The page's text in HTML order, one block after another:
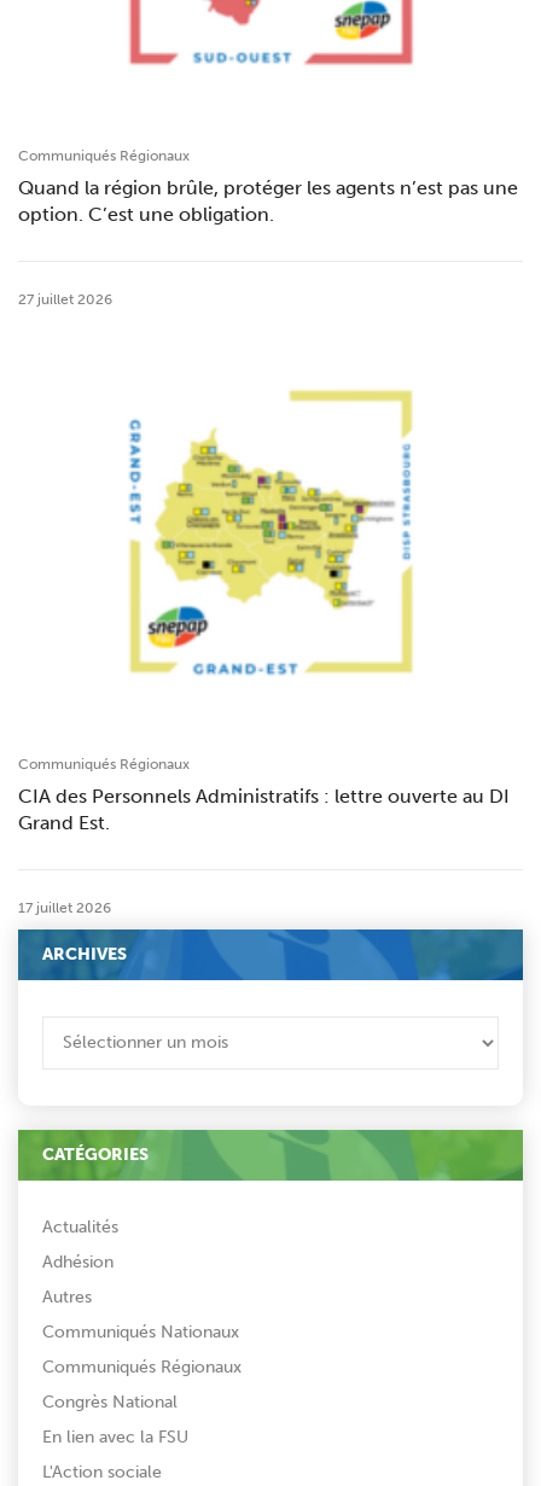
Communiqués Régionaux
Quand la région brûle, protéger les agents n’est pas une
option. C’est une obligation.
27 juillet 2026
Communiqués Régionaux
CIA des Personnels Administratifs : lettre ouverte au DI
Grand Est.
17 juillet 2026
ARCHIVES
CATÉGORIES
Actualités
Adhésion
Autres
Communiqués Nationaux
Communiqués Régionaux
Congrès National
En lien avec la FSU
L'Action sociale